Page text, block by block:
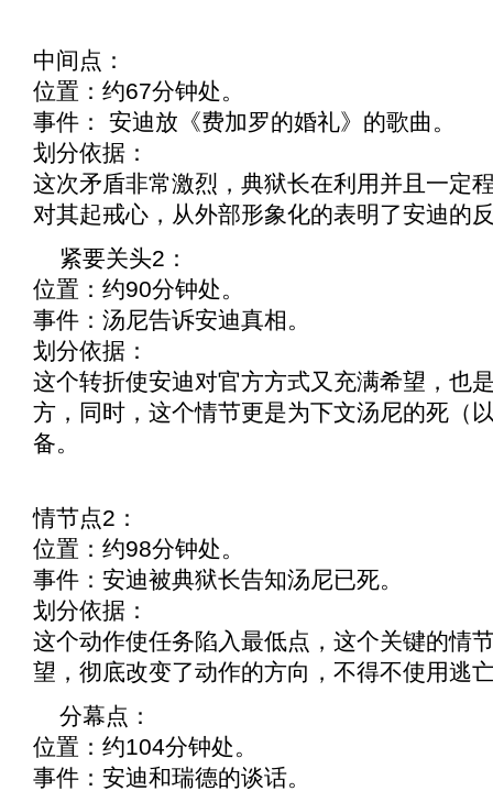
中间点：
位置：约67分钟处。
事件： 安迪放《费加罗的婚礼》的歌曲。
划分依据：
这次矛盾非常激烈，典狱长在利用并且一定
对其起戒心，从外部形象化的表明了安迪的
紧要关头2：
位置：约90分钟处。
事件：汤尼告诉安迪真相。
划分依据：
这个转折使安迪对官方方式又充满希望，也
方，同时，这个情节更是为下文汤尼的死（
备。
情节点2：
位置：约98分钟处。
事件：安迪被典狱长告知汤尼已死。
划分依据：
这个动作使任务陷入最低点，这个关键的情
望，彻底改变了动作的方向，不得不使用逃
分幕点：
位置：约104分钟处。
事件：安迪和瑞德的谈话。